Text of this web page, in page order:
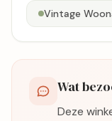
Vintage
Wat
Deze